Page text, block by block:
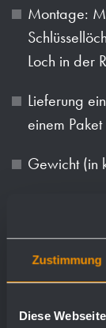
Zustimmung
Diese
Montage:
Loch in der
Lieferung
einem
Gewicht (in
matt